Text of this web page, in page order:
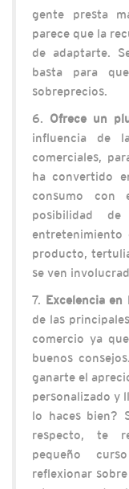
gente presta
parece que la
de adaptarte.
basta para
sobreprecios.
6. Ofrece un
influencia de
comerciales,
ha convertido
consumo
posibilidad
entretenimiento
producto,
se ven
7. Excelencia
de las
comercio ya
buenos
ganarte el
personalizado y
lo haces bien?
respecto, te
pequeño
reflexionar